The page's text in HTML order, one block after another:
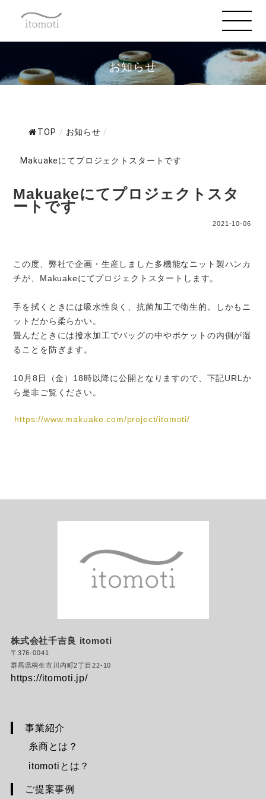
事業紹介
糸商とは？
itomotiとは？
ご提案事例
特殊な糸
お問合せ
商品
布・生地
ログイン・会員登録
お知らせ
TOP / お知らせ /
Makuakeにてプロジェクトスタートです
Makuakeにてプロジェクトスタ
ートです
2021-10-06
この度、弊社で企画・生産しました多機能なニット製ハンカ
チが、Makuakeにてプロジェクトスタートします。
手を拭くときには吸水性良く、抗菌加工で衛生的。しかもニ
ットだから柔らかい。
畳んだときには撥水加工でバッグの中やポケットの内側が湿
ることを防ぎます。
10月8日（金）18時以降に公開となりますので、下記URLか
ら是非ご覧ください。
https://www.makuake.com/project/itomoti/
株式会社千吉良 itomoti
〒376-0041
群馬県桐生市川内町2丁目22-10
https://itomoti.jp/
事業紹介
糸商とは？
itomotiとは？
ご提案事例